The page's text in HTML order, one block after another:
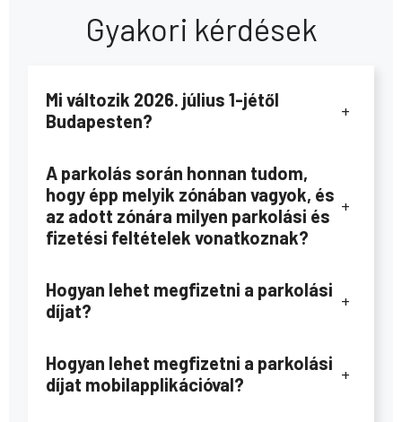
Gyakori kérdések
Mi változik 2026. július 1-jétől
Budapesten?
+
A parkolás során honnan tudom,
hogy épp melyik zónában vagyok, és
az adott zónára milyen parkolási és
fizetési feltételek vonatkoznak?
+
Hogyan lehet megfizetni a parkolási
díjat?
+
Hogyan lehet megfizetni a parkolási
díjat mobilapplikációval?
+